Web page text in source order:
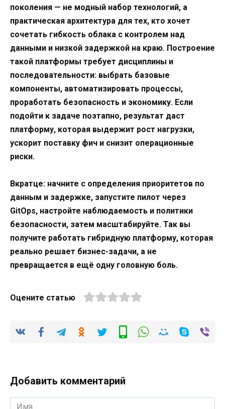
поколения — не модный набор технологий, а
практическая архитектура для тех, кто хочет
сочетать гибкость облака с контролем над
данными и низкой задержкой на краю. Построение
такой платформы требует дисциплины и
последовательности: выбрать базовые
компоненты, автоматизировать процессы,
проработать безопасность и экономику. Если
подойти к задаче поэтапно, результат даст
платформу, которая выдержит рост нагрузки,
ускорит поставку фич и снизит операционные
риски.
Вкратце: начните с определения приоритетов по
данным и задержке, запустите пилот через
GitOps, настройте наблюдаемость и политики
безопасности, затем масштабируйте. Так вы
получите работать гибридную платформу, которая
реально решает бизнес-задачи, а не
превращается в ещё одну головную боль.
Оцените статью
Добавить комментарий
Имя